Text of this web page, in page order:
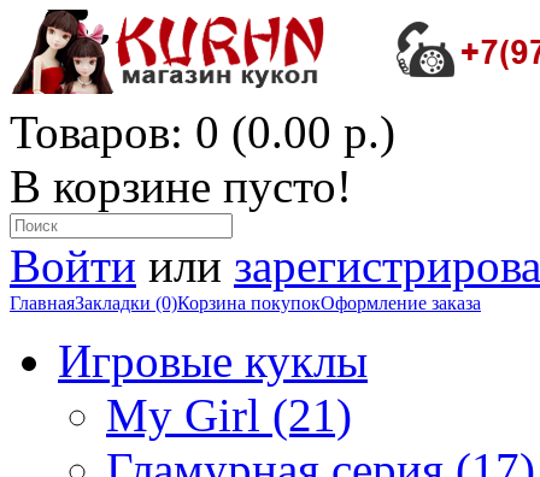
Товаров: 0 (0.00 р.)
В корзине пусто!
Войти или
ГлавнаяЗакладки (0)Корзина покупокОформление заказа
Игровые куклы
My Girl (21)